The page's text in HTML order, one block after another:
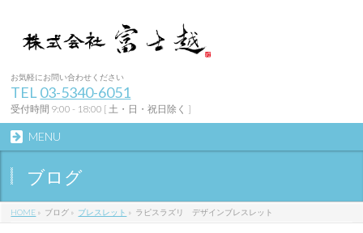
お気軽にお問い合わせください
TEL 03-5340-6051
受付時間 9:00 - 18:00 [ 土・日・祝日除く ]
MENU
ブログ
HOME » ブログ » ブレスレット » ラピスラズリ デザインブレスレット